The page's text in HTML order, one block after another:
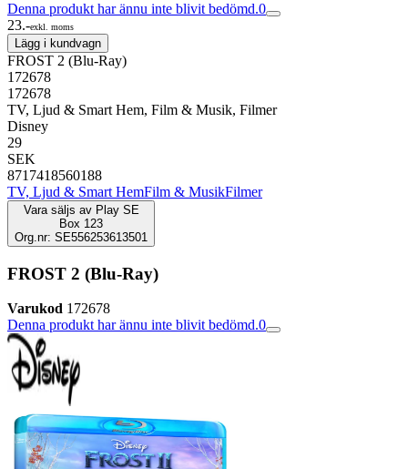
Denna produkt har ännu inte blivit bedömd.0
23.-exkl. moms
Lägg i kundvagn
FROST 2 (Blu-Ray)
172678
172678
TV, Ljud & Smart Hem, Film & Musik, Filmer
Disney
29
SEK
8717418560188
TV, Ljud & Smart HemFilm & MusikFilmer
Vara säljs av Play SE
Box 123
Org.nr: SE556253613501
FROST 2 (Blu-Ray)
Varukod 172678
Denna produkt har ännu inte blivit bedömd.0